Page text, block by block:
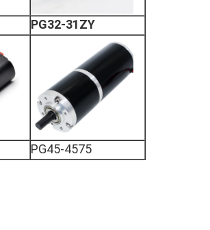
PG32-31ZY
PG45-4575